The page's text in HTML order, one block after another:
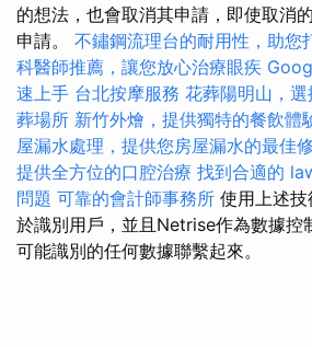
的想法，也會取消其申請，即使取消
申請。 不鏽鋼流理台的耐用性，助您
科醫師推薦，讓您放心治療眼疾
速上手 台北按摩服務 花葬陽明山，
葬場所 新竹外燴，提供獨特的餐飲體
屋漏水處理，提供您房屋漏水的最佳
提供全方位的口腔治療 找到合適的
問題 可靠的會計師事務所 使用上述
於識別用戶，並且Netrise作為數據控
可能識別的任何數據聯繫起來。